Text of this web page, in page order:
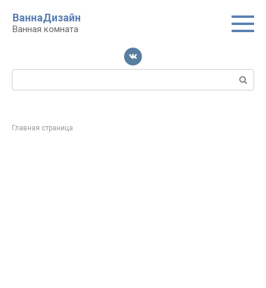
контенту
ВаннаДизайн
Ванная комната
Поиск:
Главная страница